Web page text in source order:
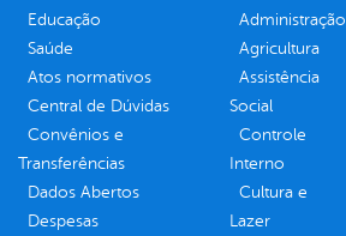
Educação
Saúde
Atos normativos
Central de Dúvidas
Convênios e
Transferências
Dados Abertos
Despesas
Administração
Agricultura
Assistência
Social
Controle
Interno
Cultura e
Lazer